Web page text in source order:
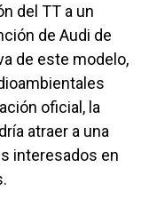
del TT a un
de Audi de
de este modelo,
oficial, la
atraer a una
interesados en